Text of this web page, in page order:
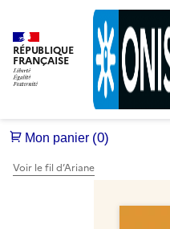
RÉPUBLIQUE
FRANÇAISE
Voir le fil d’Ariane